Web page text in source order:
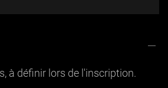
à définir lors de l'inscription.